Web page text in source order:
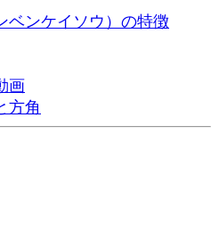
ベンケイソウ）の特徴
画
方角